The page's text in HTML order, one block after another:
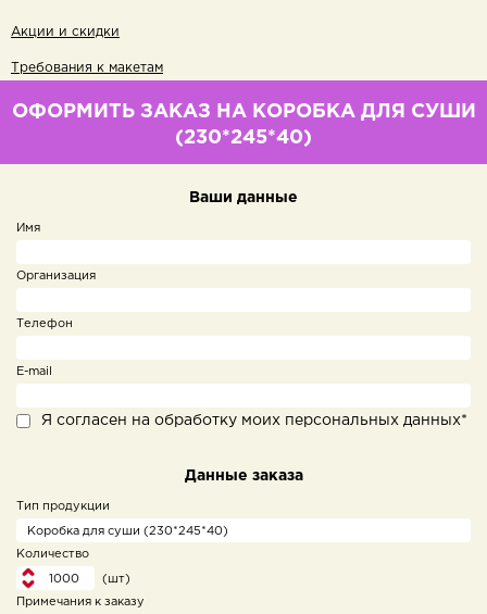
Акции и скидки
Требования к макетам
ОФОРМИТЬ ЗАКАЗ НА КОРОБКА ДЛЯ СУШИ
(230*245*40)
Ваши данные
Имя
Организация
Телефон
E-mail
Я согласен на обработку моих персональных данных*
Данные заказа
Тип продукции
Количество
(шт)
Примечания к заказу